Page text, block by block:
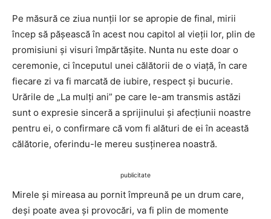
Pe măsură ce ziua nunții lor se apropie de final, mirii
încep să pășească în acest nou capitol al vieții lor, plin de
promisiuni și visuri împărtășite. Nunta nu este doar o
ceremonie, ci începutul unei călătorii de o viață, în care
fiecare zi va fi marcată de iubire, respect și bucurie.
Urările de „La mulți ani” pe care le-am transmis astăzi
sunt o expresie sinceră a sprijinului și afecțiunii noastre
pentru ei, o confirmare că vom fi alături de ei în această
călătorie, oferindu-le mereu susținerea noastră.
publicitate
Mirele și mireasa au pornit împreună pe un drum care,
deși poate avea și provocări, va fi plin de momente